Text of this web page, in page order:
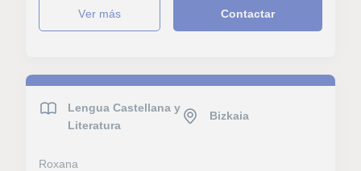
ver más Contactar
Lengua Castellana y
Literatura
Bizkaia
Roxana